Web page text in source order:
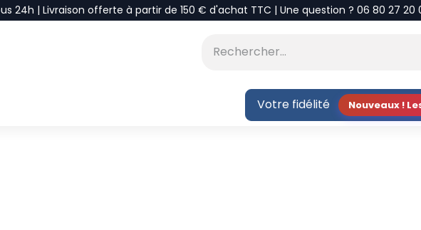
24h | Livraison offerte à partir de 150 € d'achat TTC | Une question ? 06 80 27 20
Votre fidélité Nouveaux !